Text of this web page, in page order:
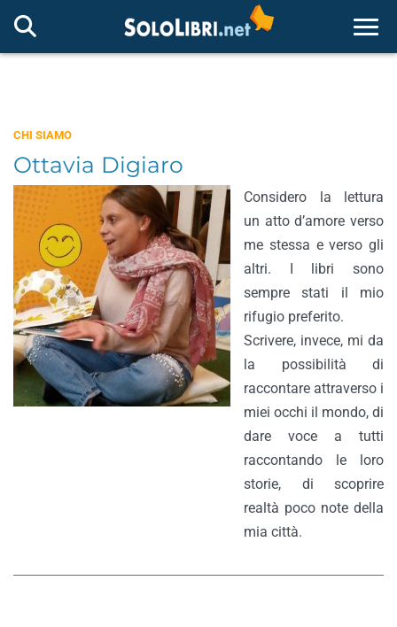
CHI SIAMO
Ottavia Digiaro
Considero la lettura
un atto d’amore verso
me stessa e verso gli
altri. I libri sono
sempre stati il mio
rifugio preferito.
Scrivere, invece, mi da
la possibilità di
raccontare attraverso i
miei occhi il mondo, di
dare voce a tutti
raccontando le loro
storie, di scoprire
realtà poco note della
mia città.